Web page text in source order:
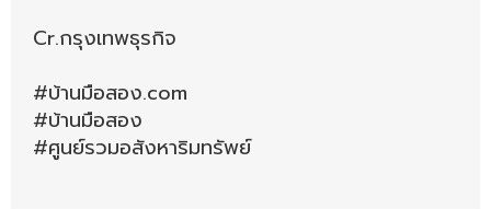
Cr.กรุงเทพธุรกิจ
#บ้านมือสอง.com
#บ้านมือสอง
#ศูนย์รวมอสังหาริมทรัพย์